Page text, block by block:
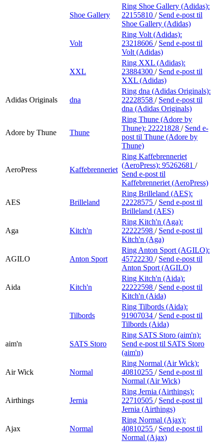
Shoe Gallery
Ring Shoe Gallery (Adidas):
22155810 / Send e-post til
Shoe Gallery (Adidas)
Volt
Ring Volt (Adidas):
23218606 / Send e-post til
Volt (Adidas)
XXL
Ring XXL (Adidas):
23884300 / Send e-post til
XXL (Adidas)
Adidas Originals dna
Ring dna (Adidas Originals):
22228558 / Send e-post til
dna (Adidas Originals)
Adore by Thune Thune
Ring Thune (Adore by
Thune): 22221828 / Send e-
post til Thune (Adore by
Thune)
AeroPress Kaffebrenneriet
Ring Kaffebrenneriet
(AeroPress): 95262681 /
Send e-post til
Kaffebrenneriet (AeroPress)
AES Brilleland
Ring Brilleland (AES):
22228575 / Send e-post til
Brilleland (AES)
Aga Kitch'n
Ring Kitch'n (Aga):
22222598 / Send e-post til
Kitch'n (Aga)
AGILO Anton Sport
Ring Anton Sport (AGILO):
45722230 / Send e-post til
Anton Sport (AGILO)
Aida Kitch'n
Ring Kitch'n (Aida):
22222598 / Send e-post til
Kitch'n (Aida)
Tilbords
Ring Tilbords (Aida):
91907034 / Send e-post til
Tilbords (Aida)
aim'n SATS Storo
Ring SATS Storo (aim'n):
Send e-post til SATS Storo
(aim'n)
Air Wick Normal
Ring Normal (Air Wick):
40810255 / Send e-post til
Normal (Air Wick)
Airthings Jernia
Ring Jernia (Airthings):
22710505 / Send e-post til
Jernia (Airthings)
Ajax Normal
Ring Normal (Ajax):
40810255 / Send e-post til
Normal (Ajax)